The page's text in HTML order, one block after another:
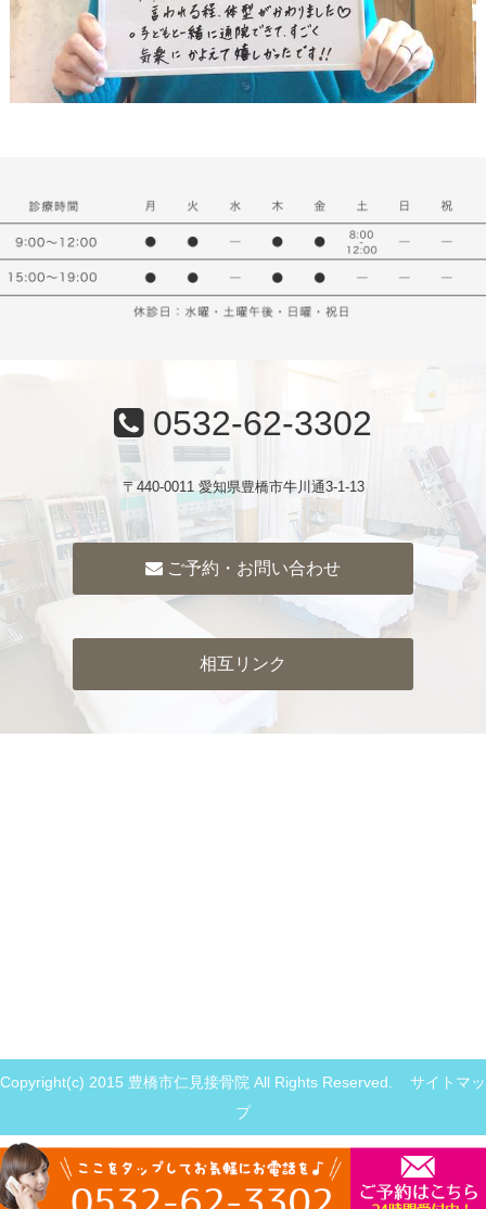
0532-62-3302
〒440-0011 愛知県豊橋市牛川通3-1-13
ご予約・お問い合わせ
相互リンク
Copyright(c) 2015 豊橋市仁見接骨院 All Rights Reserved.
サイトマッ
プ